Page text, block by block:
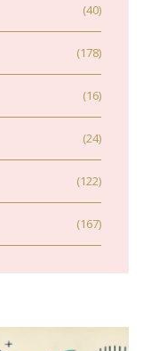
(40)
(178)
(16)
(24)
(122)
(167)